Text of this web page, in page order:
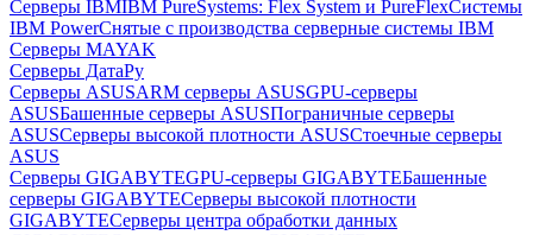
Серверы IBMIBM PureSystems: Flex System и PureFlexСистемы
IBM PowerСнятые с производства серверные системы IBM
Серверы MAYAK
Серверы ДатаРу
Серверы ASUSARM серверы ASUSGPU-серверы
ASUSБашенные серверы ASUSПограничные серверы
ASUSСерверы высокой плотности ASUSСтоечные серверы
ASUS
Серверы GIGABYTEGPU-серверы GIGABYTEБашенные
серверы GIGABYTEСерверы высокой плотности
GIGABYTEСерверы центра обработки данных